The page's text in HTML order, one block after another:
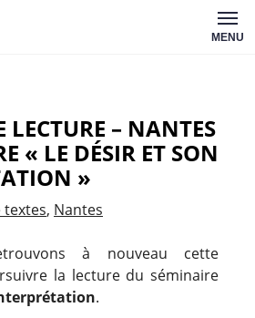
MENU
LECTURE – NANTES
« LE DÉSIR ET SON
»
textes Nantes
à nouveau cette
la lecture du séminaire
.